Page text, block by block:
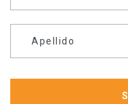
Apellido